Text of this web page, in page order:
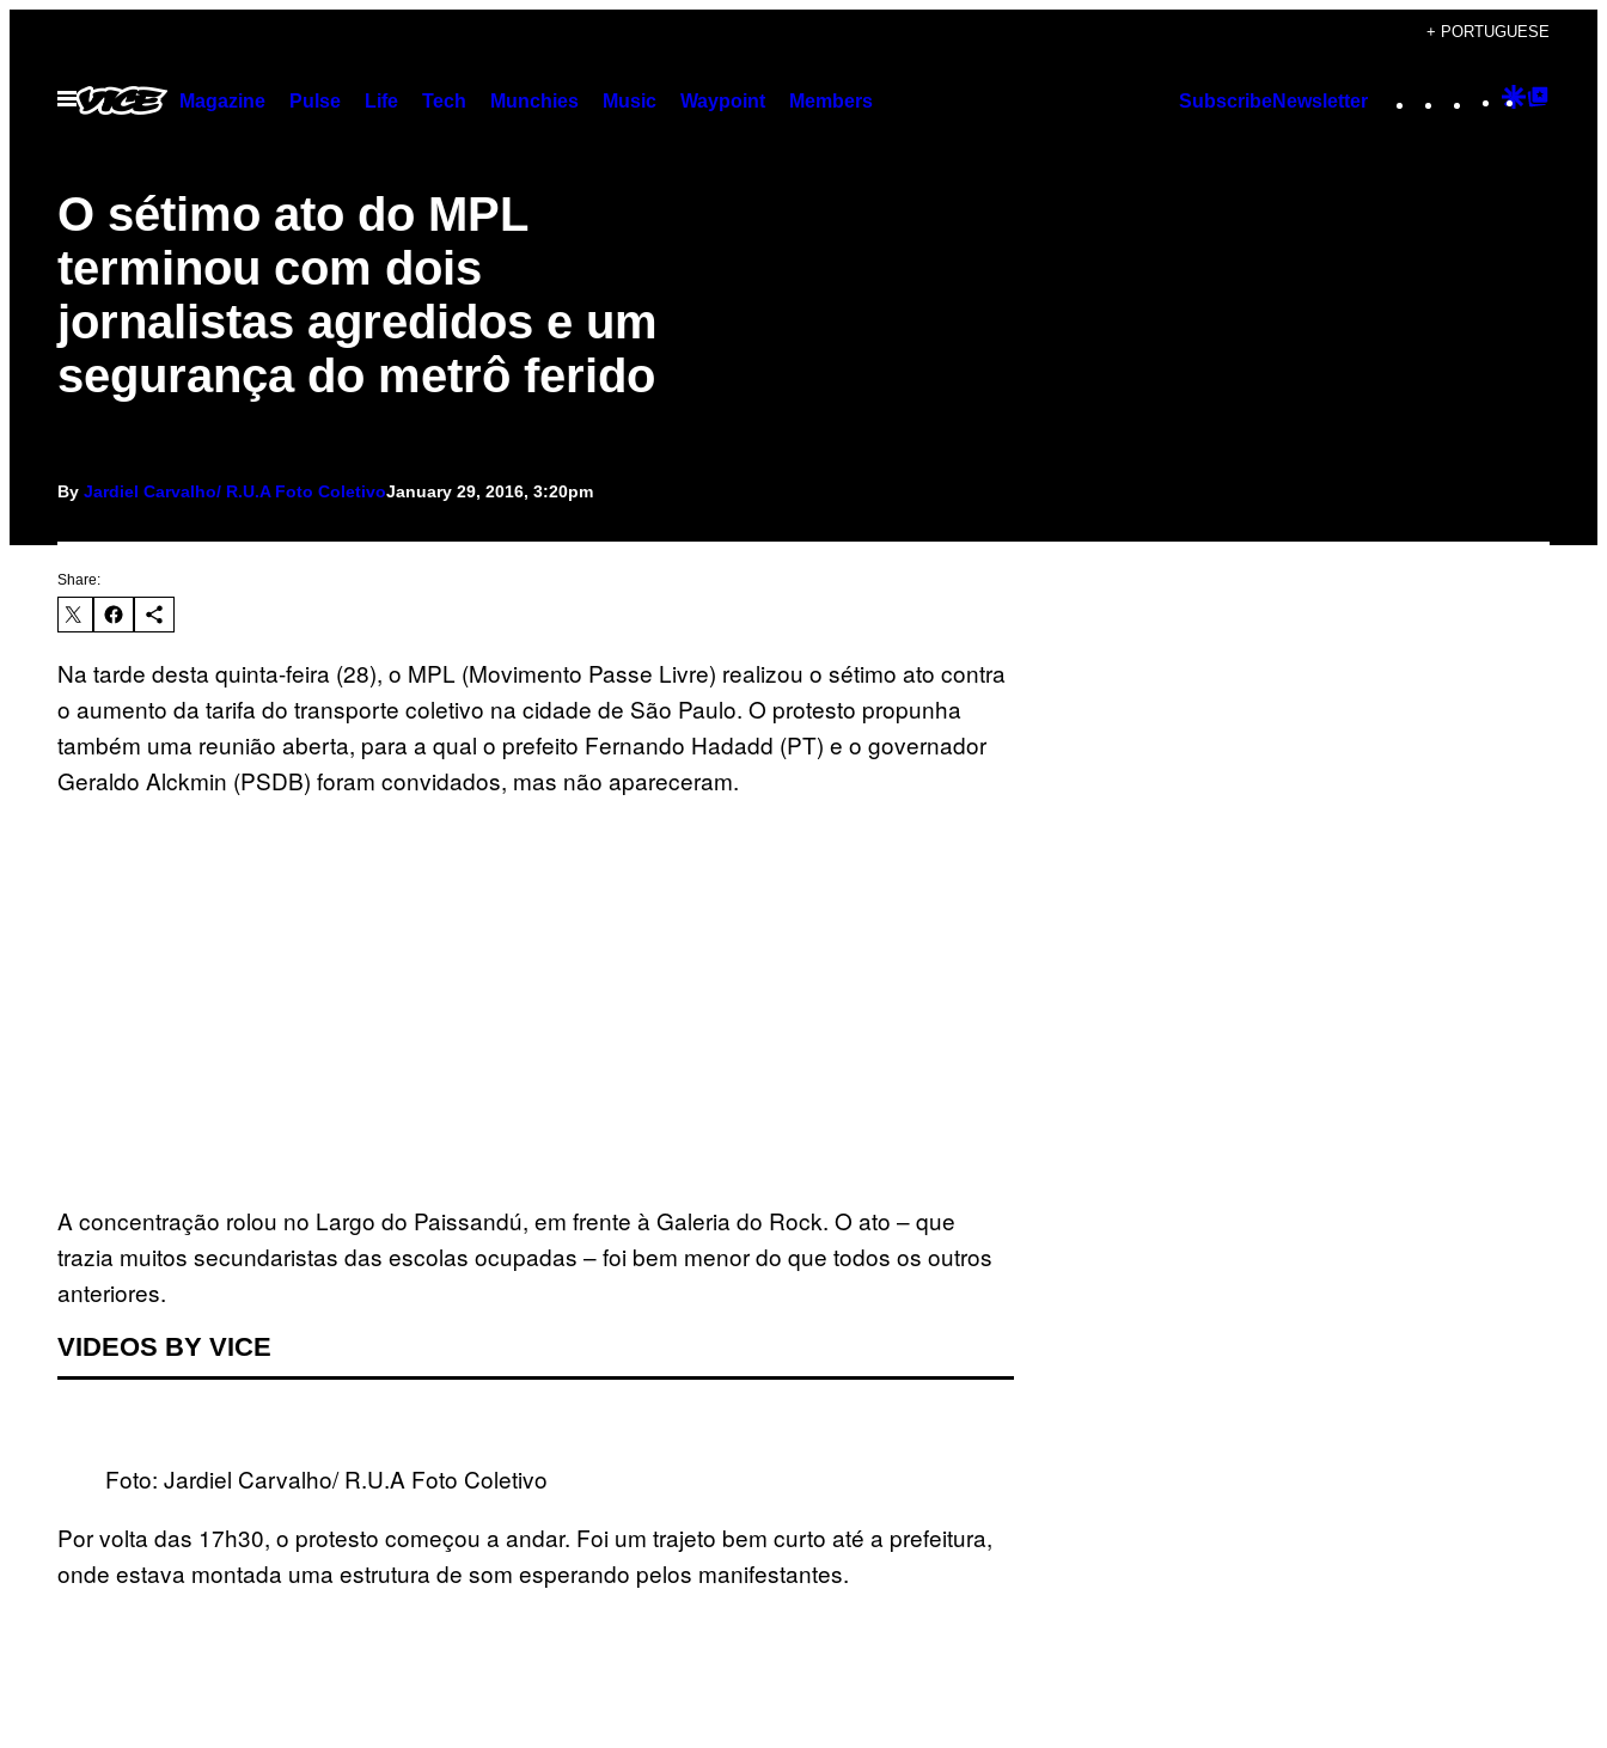
content
+ PORTUGUESE
Open
Menu
Magazine Pulse Life Tech Munchies Music Waypoint Members SubscribeNewsletter Instagram
TikTok
YouTube
Google
O sétimo ato do MPL
terminou com dois
jornalistas agredidos e um
segurança do metrô ferido
By Jardiel Carvalho/ R.U.A Foto ColetivoJanuary 29, 2016, 3:20pm
Share:
Na tarde desta quinta-feira (28), o MPL (Movimento Passe Livre) realizou o sétimo ato contra
o aumento da tarifa do transporte coletivo na cidade de São Paulo. O protesto propunha
também uma reunião aberta, para a qual o prefeito Fernando Hadadd (PT) e o governador
Geraldo Alckmin (PSDB) foram convidados, mas não apareceram.
A concentração rolou no Largo do Paissandú, em frente à Galeria do Rock. O ato – que
trazia muitos secundaristas das escolas ocupadas – foi bem menor do que todos os outros
anteriores.
VIDEOS BY VICE
Foto: Jardiel Carvalho/ R.U.A Foto Coletivo
Por volta das 17h30, o protesto começou a andar. Foi um trajeto bem curto até a prefeitura,
onde estava montada uma estrutura de som esperando pelos manifestantes.